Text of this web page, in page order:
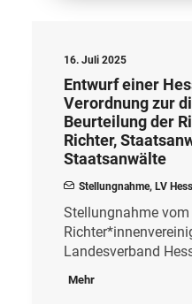
16. Juli 2025
Entwurf einer
Verordnung zur
Beurteilung der
Richter,
Staatsanwälte
Stellungnahme, LV
Stellungnahme
Landesverband
Mehr